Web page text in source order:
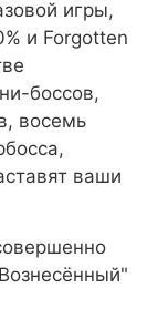
игры,
и Forgotten
боссов,
восемь
ваши